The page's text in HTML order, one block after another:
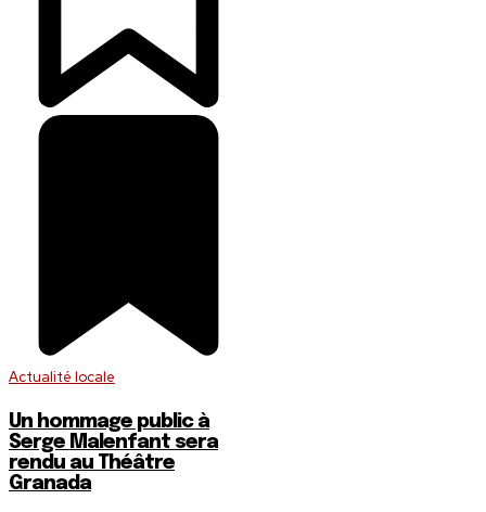
Actualité locale
Un hommage public à
Serge Malenfant sera
rendu au Théâtre
Granada